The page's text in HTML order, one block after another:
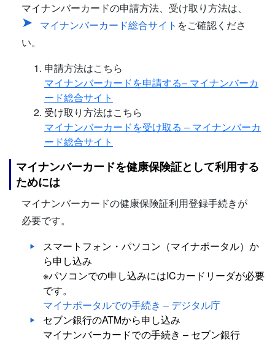
マイナンバーカードの申請方法、受け取り方法は、
マイナンバーカード総合サイト をご確認くださ
い。
申請方法はこちら
マイナンバーカードを申請する– マイナンバーカ
ード総合サイト
受け取り方法はこちら
マイナンバーカードを受け取る – マイナンバーカ
ード総合サイト
マイナンバーカードを健康保険証として利用する
ためには
マイナンバーカードの健康保険証利用登録手続きが
必要です。
スマートフォン・パソコン（マイナポータル）か
ら申し込み
※パソコンでの申し込みにはICカードリーダが必要
です。
マイナポータルでの手続き – デジタル庁
セブン銀行のATMから申し込み
マイナンバーカードでの手続き – セブン銀行